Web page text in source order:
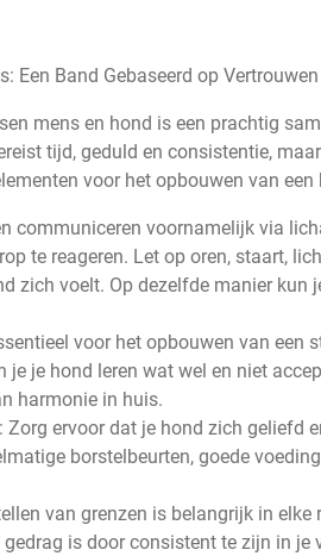
Een Band Gebaseerd op
mens en hond is een prachtig
tijd, geduld en consistentie,
voor het opbouwen van
communiceren voornamelijk via
te reageren. Let op oren, staart,
zich voelt. Op dezelfde manier
voor het opbouwen van een
je je hond leren wat wel en niet
harmonie in huis.
Zorg ervoor dat je hond zich geliefd
borstelbeurten, goede
van grenzen is belangrijk in
is door consistent te zijn in